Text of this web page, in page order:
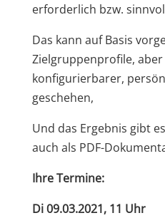
erforderlich bzw.
Das kann auf Basis
Zielgruppenprofile,
konfigurierbarer,
geschehen,
Und das Ergebnis gibt
auch als PDF-
Ihre Termine:
Di 09.03.2021, 11 Uhr